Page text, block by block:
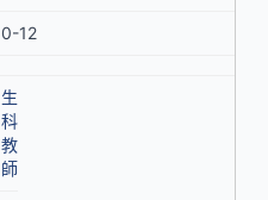
0-12
生
科
教
師